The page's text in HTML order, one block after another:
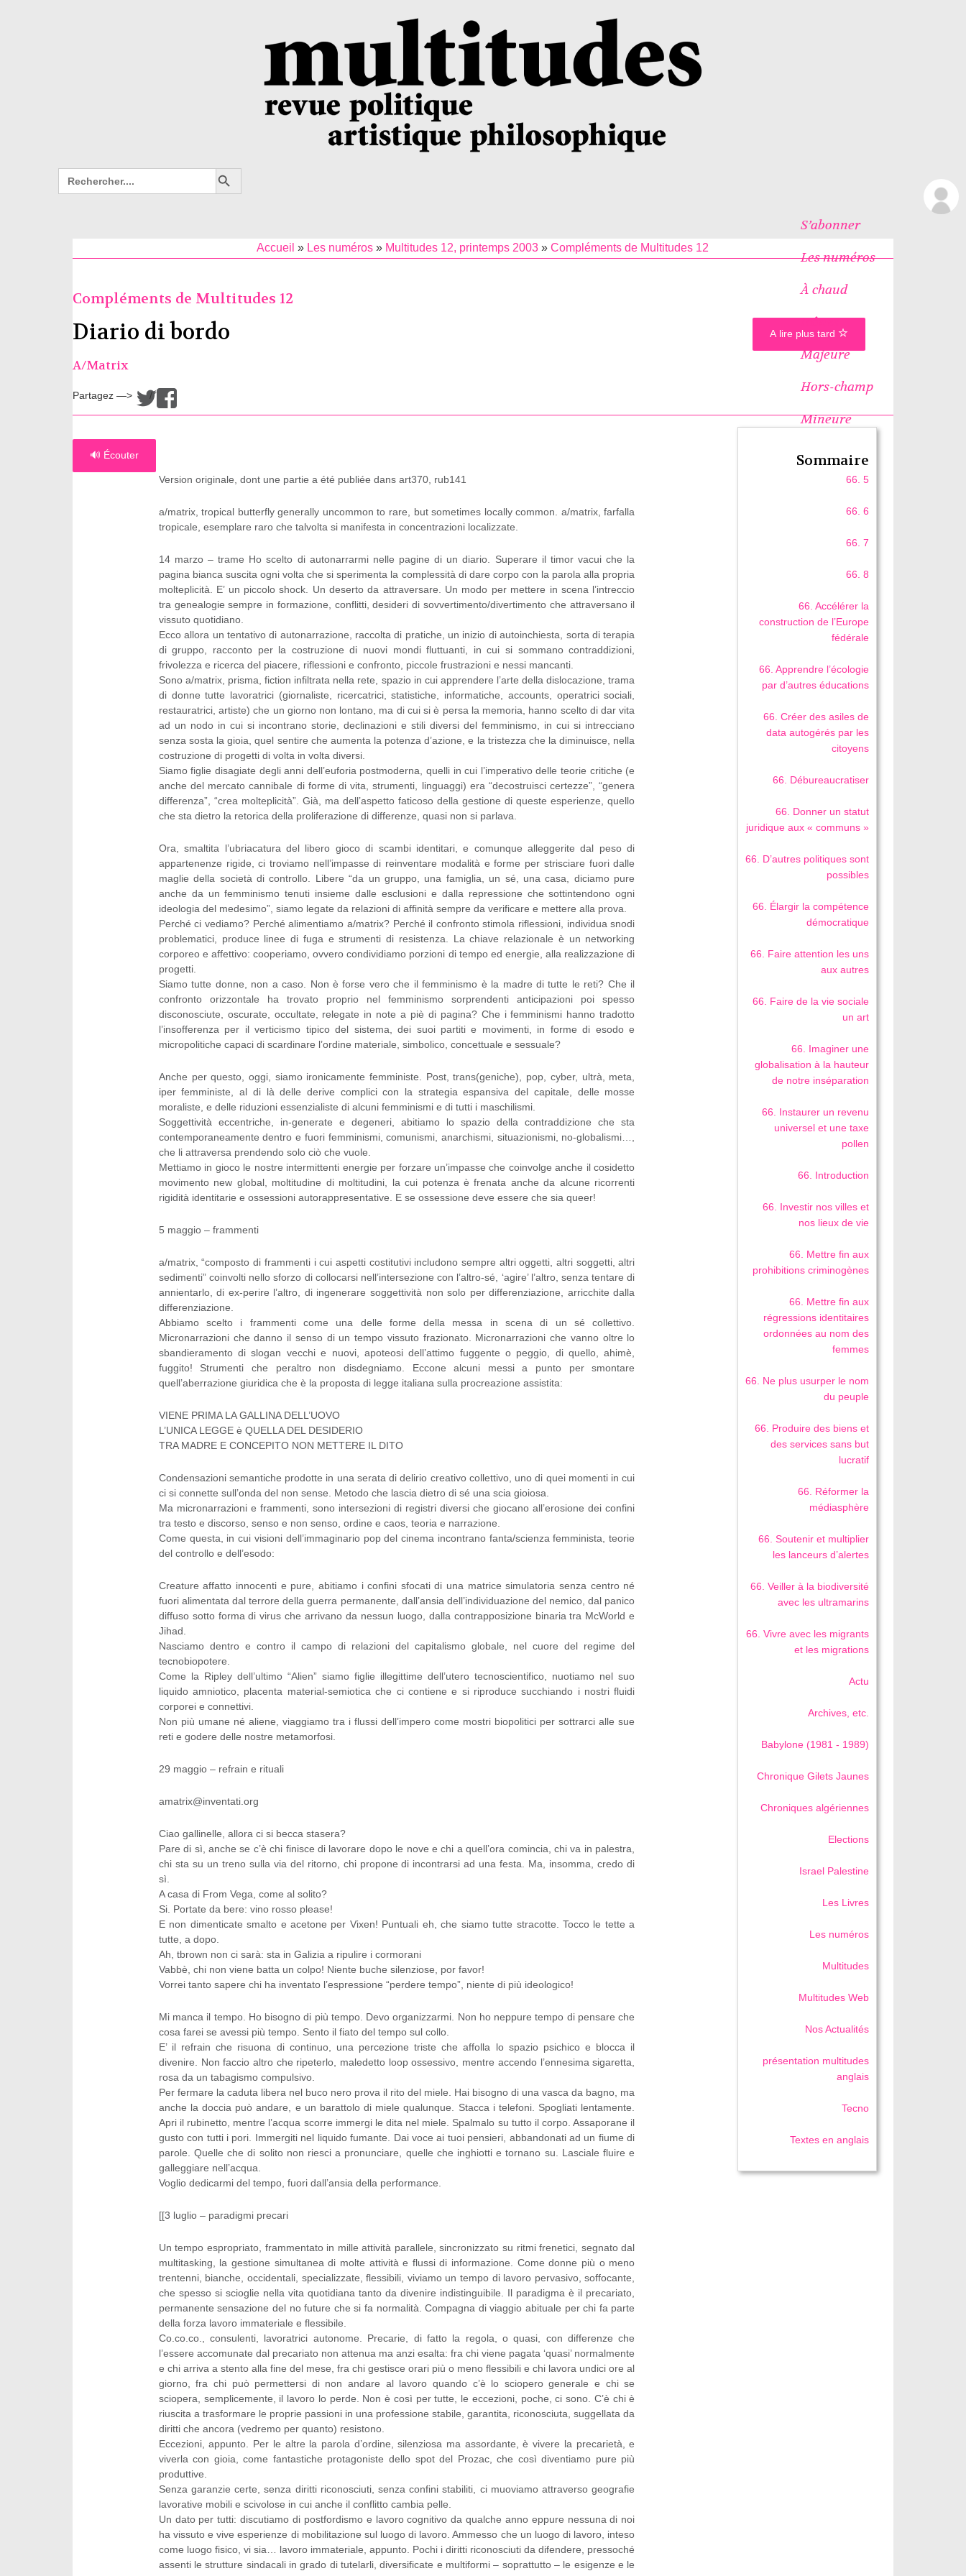
Search
for:
Search Button
S’abonner
Les numéros
À chaud
Icônes
Majeure
Hors-champ
Mineure
Accueil » Les numéros » Multitudes 12, printemps 2003 »Compléments de Multitudes 12
Compléments de Multitudes 12
Diario di bordo
A/Matrix
Partagez —> /
🔊 Écouter
Version originale, dont une partie a été publiée dans art370, rub141
a/matrix, tropical butterfly generally uncommon to rare, but sometimes locally common. a/matrix, farfalla
tropicale, esemplare raro che talvolta si manifesta in concentrazioni localizzate.
14 marzo – trame Ho scelto di autonarrarmi nelle pagine di un diario. Superare il timor vacui che la
pagina bianca suscita ogni volta che si sperimenta la complessità di dare corpo con la parola alla propria
molteplicità. E’ un piccolo shock. Un deserto da attraversare. Un modo per mettere in scena l’intreccio
tra genealogie sempre in formazione, conflitti, desideri di sovvertimento/divertimento che attraversano il
vissuto quotidiano.
Ecco allora un tentativo di autonarrazione, raccolta di pratiche, un inizio di autoinchiesta, sorta di terapia
di gruppo, racconto per la costruzione di nuovi mondi fluttuanti, in cui si sommano contraddizioni,
frivolezza e ricerca del piacere, riflessioni e confronto, piccole frustrazioni e nessi mancanti.
Sono a/matrix, prisma, fiction infiltrata nella rete, spazio in cui apprendere l’arte della dislocazione, trama
di donne tutte lavoratrici (giornaliste, ricercatrici, statistiche, informatiche, accounts, operatrici sociali,
restauratrici, artiste) che un giorno non lontano, ma di cui si è persa la memoria, hanno scelto di dar vita
ad un nodo in cui si incontrano storie, declinazioni e stili diversi del femminismo, in cui si intrecciano
senza sosta la gioia, quel sentire che aumenta la potenza d’azione, e la tristezza che la diminuisce, nella
costruzione di progetti di volta in volta diversi.
Siamo figlie disagiate degli anni dell’euforia postmoderna, quelli in cui l’imperativo delle teorie critiche (e
anche del mercato cannibale di forme di vita, strumenti, linguaggi) era “decostruisci certezze”, “genera
differenza”, “crea molteplicità”. Già, ma dell’aspetto faticoso della gestione di queste esperienze, quello
che sta dietro la retorica della proliferazione di differenze, quasi non si parlava.
Ora, smaltita l’ubriacatura del libero gioco di scambi identitari, e comunque alleggerite dal peso di
appartenenze rigide, ci troviamo nell’impasse di reinventare modalità e forme per strisciare fuori dalle
maglie della società di controllo. Libere “da un gruppo, una famiglia, un sé, una casa, diciamo pure
anche da un femminismo tenuti insieme dalle esclusioni e dalla repressione che sottintendono ogni
ideologia del medesimo”, siamo legate da relazioni di affinità sempre da verificare e mettere alla prova.
Perché ci vediamo? Perché alimentiamo a/matrix? Perché il confronto stimola riflessioni, individua snodi
problematici, produce linee di fuga e strumenti di resistenza. La chiave relazionale è un networking
corporeo e affettivo: cooperiamo, ovvero condividiamo porzioni di tempo ed energie, alla realizzazione di
progetti.
Siamo tutte donne, non a caso. Non è forse vero che il femminismo è la madre di tutte le reti? Che il
confronto orizzontale ha trovato proprio nel femminismo sorprendenti anticipazioni poi spesso
disconosciute, oscurate, occultate, relegate in note a piè di pagina? Che i femminismi hanno tradotto
l’insofferenza per il verticismo tipico del sistema, dei suoi partiti e movimenti, in forme di esodo e
micropolitiche capaci di scardinare l’ordine materiale, simbolico, concettuale e sessuale?
Anche per questo, oggi, siamo ironicamente femministe. Post, trans(geniche), pop, cyber, ultrà, meta,
iper femministe, al di là delle derive complici con la strategia espansiva del capitale, delle mosse
moraliste, e delle riduzioni essenzialiste di alcuni femminismi e di tutti i maschilismi.
Soggettività eccentriche, in-generate e degeneri, abitiamo lo spazio della contraddizione che sta
contemporaneamente dentro e fuori femminismi, comunismi, anarchismi, situazionismi, no-globalismi…,
che li attraversa prendendo solo ciò che vuole.
Mettiamo in gioco le nostre intermittenti energie per forzare un’impasse che coinvolge anche il cosidetto
movimento new global, moltitudine di moltitudini, la cui potenza è frenata anche da alcune ricorrenti
rigidità identitarie e ossessioni autorappresentative. E se ossessione deve essere che sia queer!
5 maggio – frammenti
a/matrix, “composto di frammenti i cui aspetti costitutivi includono sempre altri oggetti, altri soggetti, altri
sedimenti” coinvolti nello sforzo di collocarsi nell’intersezione con l’altro-sé, ‘agire’ l’altro, senza tentare di
annientarlo, di ex-perire l’altro, di ingenerare soggettività non solo per differenziazione, arricchite dalla
differenziazione.
Abbiamo scelto i frammenti come una delle forme della messa in scena di un sé collettivo.
Micronarrazioni che danno il senso di un tempo vissuto frazionato. Micronarrazioni che vanno oltre lo
sbandieramento di slogan vecchi e nuovi, apoteosi dell’attimo fuggente o peggio, di quello, ahimè,
fuggito! Strumenti che peraltro non disdegniamo. Eccone alcuni messi a punto per smontare
quell’aberrazione giuridica che è la proposta di legge italiana sulla procreazione assistita:
VIENE PRIMA LA GALLINA DELL’UOVO
L’UNICA LEGGE è QUELLA DEL DESIDERIO
TRA MADRE E CONCEPITO NON METTERE IL DITO
Condensazioni semantiche prodotte in una serata di delirio creativo collettivo, uno di quei momenti in cui
ci si connette sull’onda del non sense. Metodo che lascia dietro di sé una scia gioiosa.
Ma micronarrazioni e frammenti, sono intersezioni di registri diversi che giocano all’erosione dei confini
tra testo e discorso, senso e non senso, ordine e caos, teoria e narrazione.
Come questa, in cui visioni dell’immaginario pop del cinema incontrano fanta/scienza femminista, teorie
del controllo e dell’esodo:
Creature affatto innocenti e pure, abitiamo i confini sfocati di una matrice simulatoria senza centro né
fuori alimentata dal terrore della guerra permanente, dall’ansia dell’individuazione del nemico, dal panico
diffuso sotto forma di virus che arrivano da nessun luogo, dalla contrapposizione binaria tra McWorld e
Jihad.
Nasciamo dentro e contro il campo di relazioni del capitalismo globale, nel cuore del regime del
tecnobiopotere.
Come la Ripley dell’ultimo “Alien” siamo figlie illegittime dell’utero tecnoscientifico, nuotiamo nel suo
liquido amniotico, placenta material-semiotica che ci contiene e si riproduce succhiando i nostri fluidi
corporei e connettivi.
Non più umane né aliene, viaggiamo tra i flussi dell’impero come mostri biopolitici per sottrarci alle sue
reti e godere delle nostre metamorfosi.
29 maggio – refrain e rituali
amatrix@inventati.org
Ciao gallinelle, allora ci si becca stasera?
Pare di sì, anche se c’è chi finisce di lavorare dopo le nove e chi a quell’ora comincia, chi va in palestra,
chi sta su un treno sulla via del ritorno, chi propone di incontrarsi ad una festa. Ma, insomma, credo di
sì.
A casa di From Vega, come al solito?
Si. Portate da bere: vino rosso please!
E non dimenticate smalto e acetone per Vixen! Puntuali eh, che siamo tutte stracotte. Tocco le tette a
tutte, a dopo.
Ah, tbrown non ci sarà: sta in Galizia a ripulire i cormorani
Vabbè, chi non viene batta un colpo! Niente buche silenziose, por favor!
Vorrei tanto sapere chi ha inventato l’espressione “perdere tempo”, niente di più ideologico!
Mi manca il tempo. Ho bisogno di più tempo. Devo organizzarmi. Non ho neppure tempo di pensare che
cosa farei se avessi più tempo. Sento il fiato del tempo sul collo.
E’ il refrain che risuona di continuo, una percezione triste che affolla lo spazio psichico e blocca il
divenire. Non faccio altro che ripeterlo, maledetto loop ossessivo, mentre accendo l’ennesima sigaretta,
rosa da un tabagismo compulsivo.
Per fermare la caduta libera nel buco nero prova il rito del miele. Hai bisogno di una vasca da bagno, ma
anche la doccia può andare, e un barattolo di miele qualunque. Stacca i telefoni. Spogliati lentamente.
Apri il rubinetto, mentre l’acqua scorre immergi le dita nel miele. Spalmalo su tutto il corpo. Assaporane il
gusto con tutti i pori. Immergiti nel liquido fumante. Dai voce ai tuoi pensieri, abbandonati ad un fiume di
parole. Quelle che di solito non riesci a pronunciare, quelle che inghiotti e tornano su. Lasciale fluire e
galleggiare nell’acqua.
Voglio dedicarmi del tempo, fuori dall’ansia della performance.
[[3 luglio – paradigmi precari
Un tempo espropriato, frammentato in mille attività parallele, sincronizzato su ritmi frenetici, segnato dal
multitasking, la gestione simultanea di molte attività e flussi di informazione. Come donne più o meno
trentenni, bianche, occidentali, specializzate, flessibili, viviamo un tempo di lavoro pervasivo, soffocante,
che spesso si scioglie nella vita quotidiana tanto da divenire indistinguibile. Il paradigma è il precariato,
permanente sensazione del no future che si fa normalità. Compagna di viaggio abituale per chi fa parte
della forza lavoro immateriale e flessibile.
Co.co.co., consulenti, lavoratrici autonome. Precarie, di fatto la regola, o quasi, con differenze che
l’essere accomunate dal precariato non attenua ma anzi esalta: fra chi viene pagata ‘quasi’ normalmente
e chi arriva a stento alla fine del mese, fra chi gestisce orari più o meno flessibili e chi lavora undici ore al
giorno, fra chi può permettersi di non andare al lavoro quando c’è lo sciopero generale e chi se
sciopera, semplicemente, il lavoro lo perde. Non è così per tutte, le eccezioni, poche, ci sono. C’è chi è
riuscita a trasformare le proprie passioni in una professione stabile, garantita, riconosciuta, suggellata da
diritti che ancora (vedremo per quanto) resistono.
Eccezioni, appunto. Per le altre la parola d’ordine, silenziosa ma assordante, è vivere la precarietà, e
viverla con gioia, come fantastiche protagoniste dello spot del Prozac, che così diventiamo pure più
produttive.
Senza garanzie certe, senza diritti riconosciuti, senza confini stabiliti, ci muoviamo attraverso geografie
lavorative mobili e scivolose in cui anche il conflitto cambia pelle.
Un dato per tutti: discutiamo di postfordismo e lavoro cognitivo da qualche anno eppure nessuna di noi
ha vissuto e vive esperienze di mobilitazione sul luogo di lavoro. Ammesso che un luogo di lavoro, inteso
come luogo fisico, vi sia… lavoro immateriale, appunto. Pochi i diritti riconosciuti da difendere, pressoché
assenti le strutture sindacali in grado di tutelarli, diversificate e multiformi – soprattutto – le esigenze e le
A lire plus tard
Sommaire
66. 5
66. 6
66. 7
66. 8
66. Accélérer la
construction de l’Europe
fédérale
66. Apprendre l’écologie
par d’autres éducations
66. Créer des asiles de
data autogérés par les
citoyens
66. Débureaucratiser
66. Donner un statut
juridique aux « communs »
66. D’autres politiques sont
possibles
66. Élargir la compétence
démocratique
66. Faire attention les uns
aux autres
66. Faire de la vie sociale
un art
66. Imaginer une
globalisation à la hauteur
de notre inséparation
66. Instaurer un revenu
universel et une taxe
pollen
66. Introduction
66. Investir nos villes et
nos lieux de vie
66. Mettre fin aux
prohibitions criminogènes
66. Mettre fin aux
régressions identitaires
ordonnées au nom des
femmes
66. Ne plus usurper le nom
du peuple
66. Produire des biens et
des services sans but
lucratif
66. Réformer la
médiasphère
66. Soutenir et multiplier
les lanceurs d’alertes
66. Veiller à la biodiversité
avec les ultramarins
66. Vivre avec les migrants
et les migrations
Actu
Archives, etc.
Babylone (1981 - 1989)
Chronique Gilets Jaunes
Chroniques algériennes
Elections
Israel Palestine
Les Livres
Les numéros
Multitudes
Multitudes Web
Nos Actualités
présentation multitudes
anglais
Tecno
Textes en anglais